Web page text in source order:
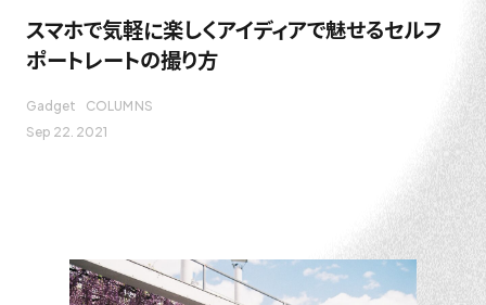
スマホで気軽に楽しくアイディアで魅せるセルフ
ポートレートの撮り方
Gadget
COLUMNS
Sep 22. 2021